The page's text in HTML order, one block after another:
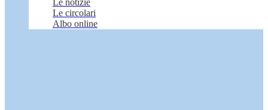
Le notizie
Le circolari
Albo online